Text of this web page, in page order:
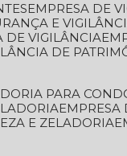
EMPRESA DE
E
DE VIGILÂNCIA
DE
PARA
E ZELADORIA